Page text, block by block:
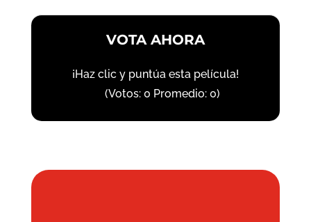
VOTA AHORA
¡Haz clic y puntúa esta película!
(Votos: 0 Promedio: 0)